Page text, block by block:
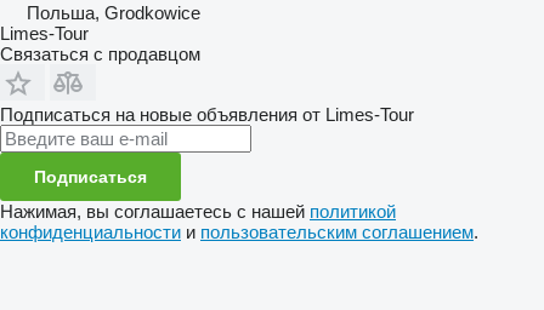
Польша, Grodkowice
Limes-Tour
Связаться с продавцом
Подписаться на новые объявления от Limes-Tour
Подписаться
Нажимая, вы соглашаетесь с нашей политикой
конфиденциальности и пользовательским соглашением.